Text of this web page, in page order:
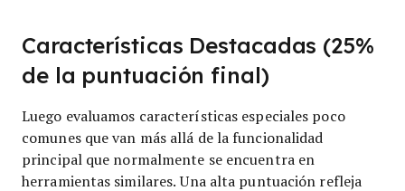
Características Destacadas (25%
de la puntuación final)
Luego evaluamos características especiales poco
comunes que van más allá de la funcionalidad
principal que normalmente se encuentra en
herramientas similares. Una alta puntuación refleja